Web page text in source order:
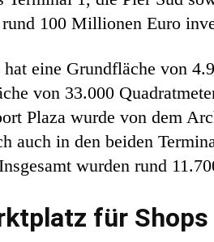
100 Millionen Euro
eine Grundfläche von
von 33.000
Plaza wurde von dem
auch in den beiden
wurden rund
für